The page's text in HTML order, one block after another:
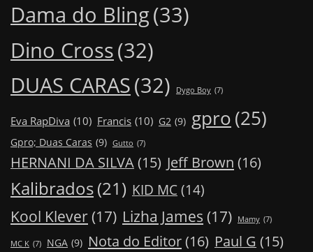
Dama do Bling(33)
Dino Cross(32)
DUAS CARAS(32) Dygo Boy (7)
Eva RapDiva (10) Francis (10) G2 (9) gpro(25)
Gpro; Duas Caras (9) Gutto (7)
HERNANI DA SILVA(15) Jeff Brown (16)
Kalibrados(21) KID MC (14)
Kool Klever (17) Lizha James (17) Mamy (7)
MC K (7) NGA (9) Nota do Editor(16) Paul G (15)